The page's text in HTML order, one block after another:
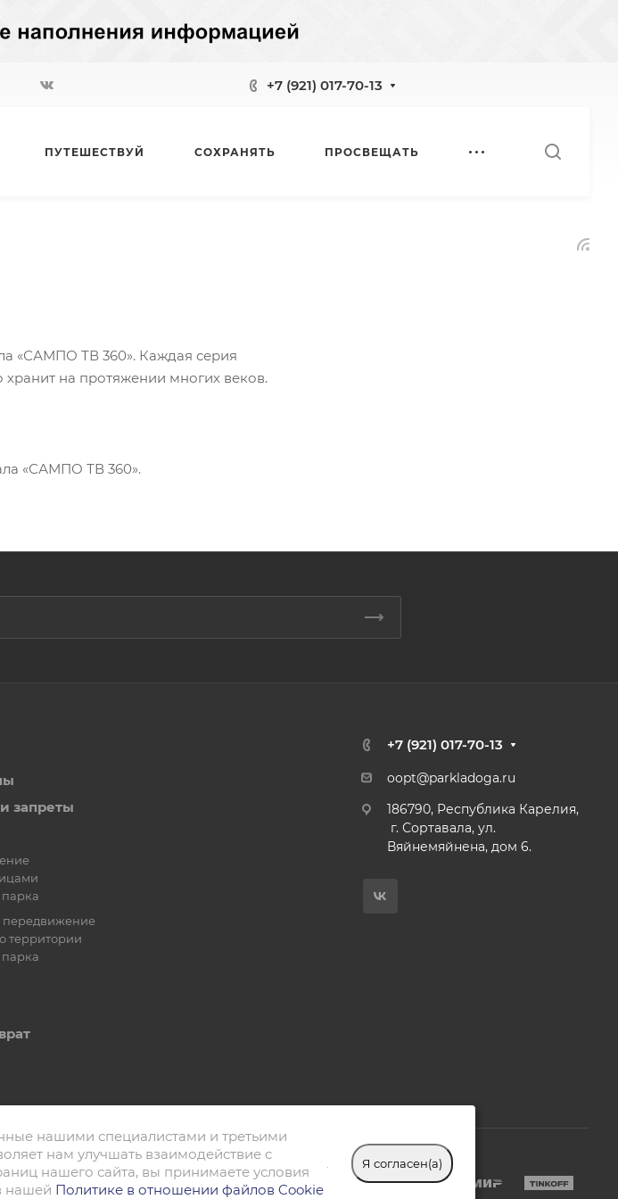
+7 (921) 017-70-13
ПУТЕШЕСТВУЙ СОХРАНЯТЬ ПРОСВЕЩАТЬ
«САМПО ТВ 360». Каждая серия
на протяжении многих веков.
«САМПО ТВ 360».
запреты
передвижение
территории
+7 (921) 017-70-13
oopt@parkladoga.ru
186790, Республика Карелия,
г. Сортавала, ул.
Вяйнемяйнена, дом 6.
нашими специалистами и третьими
нам улучшать взаимодействие с
нашего сайта, вы принимаете условия
нашей Политике в отношении файлов Cookie
Я согласен(а)